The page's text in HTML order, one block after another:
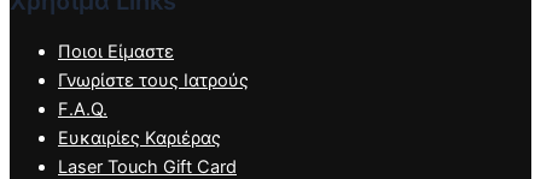
Ποιοι Είμαστε
Γνωρίστε τους Ιατρούς
F.A.Q.
Ευκαιρίες Καριέρας
Laser Touch Gift Card